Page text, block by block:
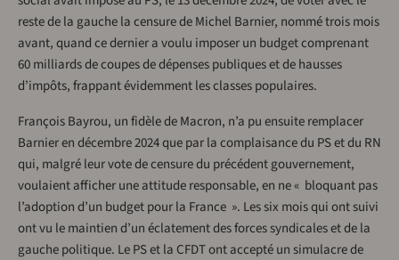
reste de la gauche la censure de Michel Barnier, nommé trois mois
avant, quand ce dernier a voulu imposer un budget comprenant
60 milliards de coupes de dépenses publiques et de hausses
d’impôts, frappant évidemment les classes populaires.
François Bayrou, un fidèle de Macron, n’a pu ensuite remplacer
Barnier en décembre 2024 que par la complaisance du PS et du RN
qui, malgré leur vote de censure du précédent gouvernement,
voulaient afficher une attitude responsable, en ne « bloquant pas
l’adoption d’un budget pour la France ». Les six mois qui ont suivi
ont vu le maintien d’un éclatement des forces syndicales et de la
gauche politique. Le PS et la CFDT ont accepté un simulacre de